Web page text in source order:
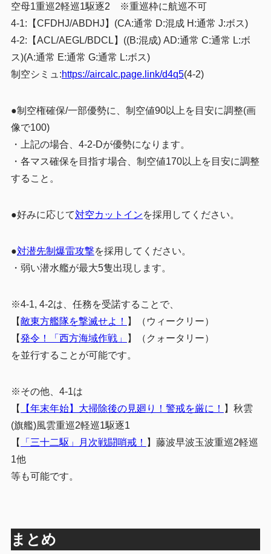
空母1重巡2軽巡1駆逐2 ※重巡枠に航巡不可
4-1:【CFDHJ/ABDHJ】(CA:通常 D:混成 H:通常 J:ボス)
4-2: 【ACL/AEGL/BDCL】((B:混成) AD:通常 C:通常 L:ボ
ス)(A:通常 E:通常 G:通常 L:ボス)
制空シミュ:https://aircalc.page.link/d4q5(4-2)
●制空権確保/一部優勢に、制空値90以上を目安に調整(画
像で100)
・上記の場合、4-2-Dが優勢になります。
・各マス確保を目指す場合、制空値170以上を目安に調整
すること。
●好みに応じて対空カットインを採用してください。
●対潜先制爆雷攻撃を採用してください。
・弱い潜水艦が最大5隻出現します。
※4-1, 4-2は、任務を受諾することで、
【敵東方艦隊を撃滅せよ！ 】（ウィークリー）
【発令！「西方海域作戦」
】（クォータリー）
を並行することが可能です。
※その他、4-1は
【
【年末年始】大掃除後の見廻り！警戒を厳に！ 】秋雲
(旗艦)風雲重巡2軽巡1駆逐1
【
「三十二駆」月次戦闘哨戒！ 】 藤波早波玉波重巡2軽巡
1他
等も可能です。
まとめ